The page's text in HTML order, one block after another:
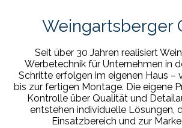
Weingartsberger
Seit über 30 Jahren realisiert
Werbetechnik für Unternehmen in
Schritte erfolgen im eigenen Haus –
bis zur fertigen Montage. Die eigene
Kontrolle über Qualität und
entstehen individuelle Lösungen,
Einsatzbereich und zur